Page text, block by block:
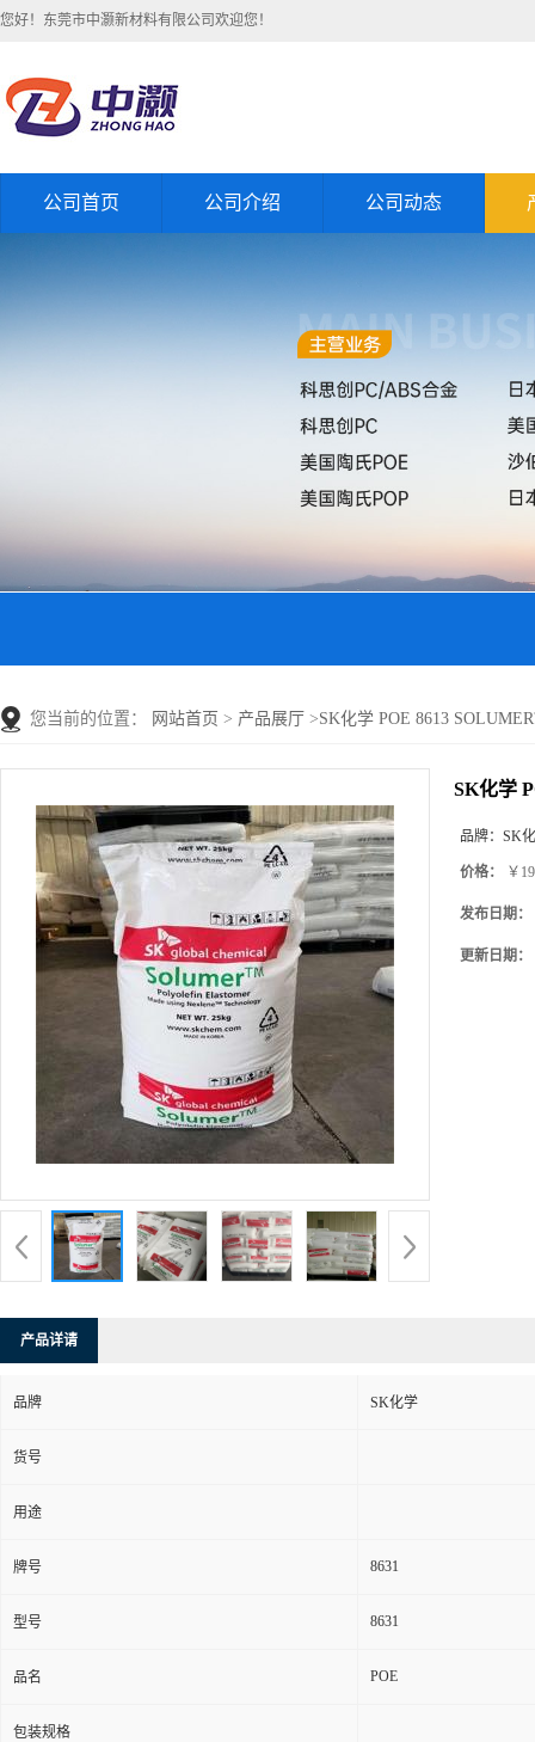
您好！东莞市中灏新材料有限公司欢迎您！
公司首页 公司介绍 公司动态
您当前的位置： 网站首页 > 产品展厅 >SK化学 POE 8613
SK化学
品牌： SK
价格： ￥
发布日期：
更新日期：
产品详请
品牌 SK化学
货号
用途
牌号 8631
型号 8631
品名 POE
包装规格